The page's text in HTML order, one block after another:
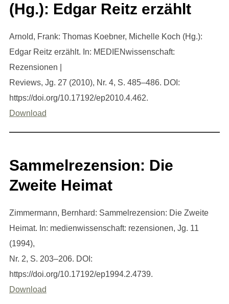
(Hg.): Edgar Reitz erzählt
Arnold, Frank: Thomas Koebner, Michelle Koch (Hg.):
Edgar Reitz erzählt. In: MEDIENwissenschaft:
Rezensionen |
Reviews, Jg. 27 (2010), Nr. 4, S. 485–486. DOI:
https://doi.org/10.17192/ep2010.4.462.
Download
Sammelrezension: Die
Zweite Heimat
Zimmermann, Bernhard: Sammelrezension: Die Zweite
Heimat. In: medienwissenschaft: rezensionen, Jg. 11
(1994),
Nr. 2, S. 203–206. DOI:
https://doi.org/10.17192/ep1994.2.4739.
Download